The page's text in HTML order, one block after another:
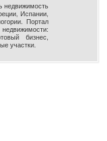
недвижимость
Испании,
Портал
бизнес,
участки.